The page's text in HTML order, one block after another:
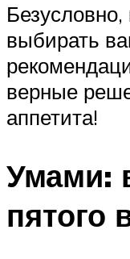
выбирать
верные
аппетита!
Умами:
пятого